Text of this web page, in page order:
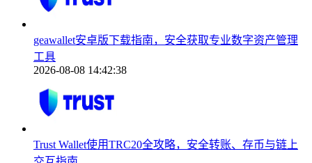
geawallet安卓版下载指南，安全获取专业数字资产管理
工具
2026-08-08 14:42:38
Trust Wallet使用TRC20全攻略，安全转账、存币与链上